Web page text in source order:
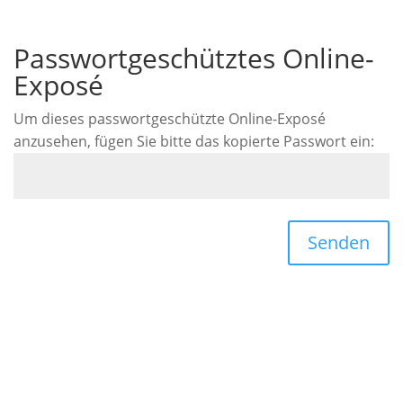
Passwortgeschütztes Online-
Exposé
Um dieses passwortgeschützte Online-Exposé
anzusehen, fügen Sie bitte das kopierte Passwort ein:
Senden